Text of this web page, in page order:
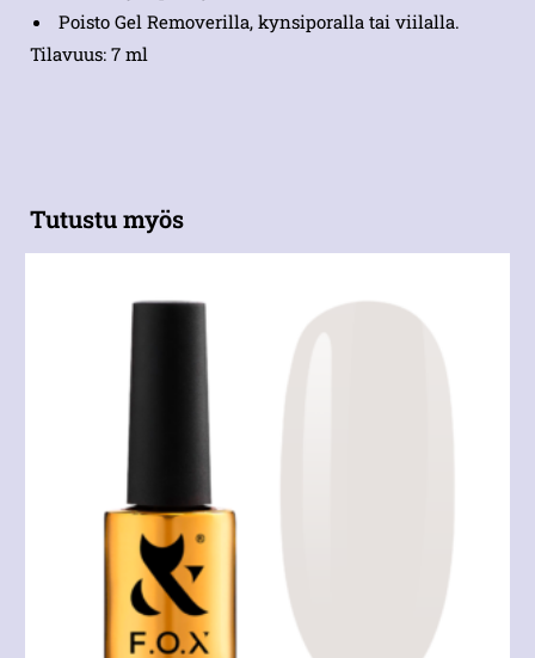
Poisto Gel Removerilla, kynsiporalla tai viilalla.
Tilavuus: 7 ml
Tutustu myös